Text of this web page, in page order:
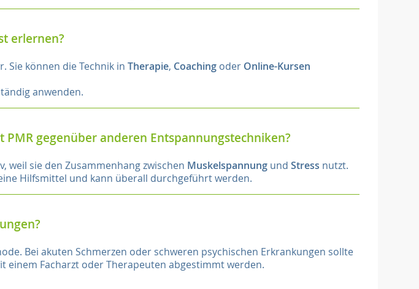
erlernen?
Sie können die Technik inTherapie, Coaching oder Online-Kursen
anwenden.
PMR gegenüber anderen Entspannungstechniken?
weil sie den Zusammenhang zwischen Muskelspannung undStress nutzt.
Hilfsmittel und kann überall durchgeführt werden.
Bei akuten Schmerzen oder schweren psychischen Erkrankungen sollte
einem Facharzt oder Therapeuten abgestimmt werden.